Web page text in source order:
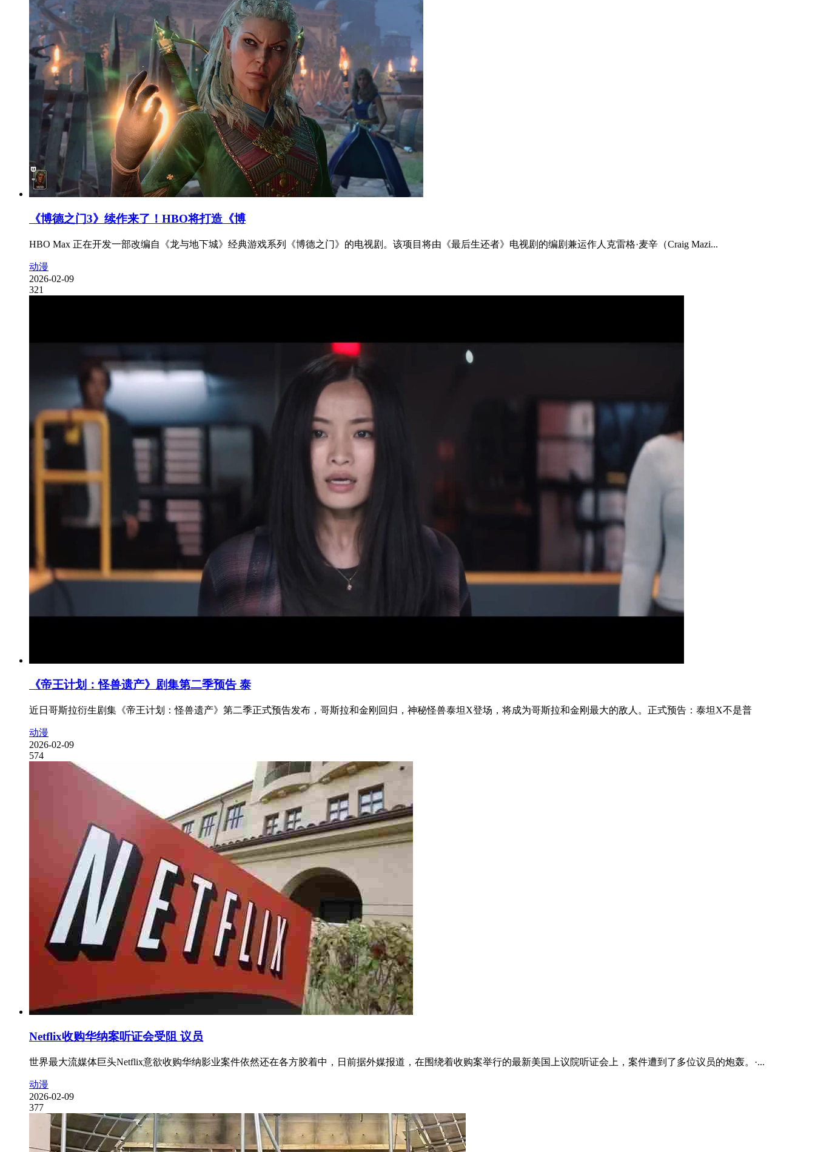
《博德之门3》续作来了！HBO将打造《博
HBO Max 正在开发一部改编自《龙与地下城》经典游戏系列《博德之门》的电视剧。该项目将由《最后生还者》电视剧的编剧兼运作人克雷格·麦辛（Craig Mazi...
动漫
2026-02-09
321
《帝王计划：怪兽遗产》剧集第二季预告 泰
近日哥斯拉衍生剧集《帝王计划：怪兽遗产》第二季正式预告发布，哥斯拉和金刚回归，神秘怪兽泰坦X登场，将成为哥斯拉和金刚最大的敌人。正式预告：泰坦X不是普
动漫
2026-02-09
574
Netflix收购华纳案听证会受阻 议员
世界最大流媒体巨头Netflix意欲收购华纳影业案件依然还在各方胶着中，日前据外媒报道，在围绕着收购案举行的最新美国上议院听证会上，案件遭到了多位议员的炮轰。·...
动漫
2026-02-09
377